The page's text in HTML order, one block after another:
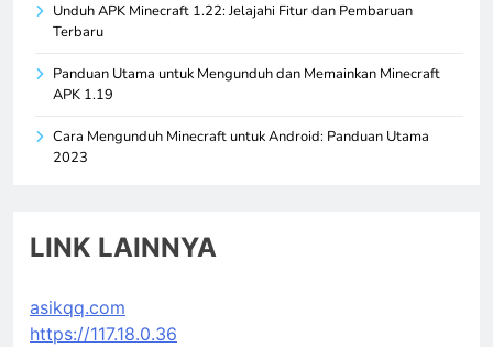
Unduh APK Minecraft 1.22: Jelajahi Fitur dan Pembaruan
Terbaru
Panduan Utama untuk Mengunduh dan Memainkan Minecraft
APK 1.19
Cara Mengunduh Minecraft untuk Android: Panduan Utama
2023
LINK LAINNYA
asikqq.com
https://117.18.0.36